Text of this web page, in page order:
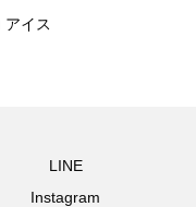
アイス
LINE
Instagram